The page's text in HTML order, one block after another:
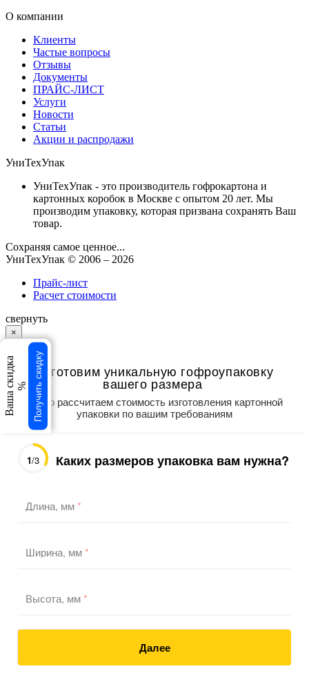
О компании
Клиенты
Частые вопросы
Отзывы
Документы
ПРАЙС-ЛИСТ
Услуги
Новости
Статьи
Акции и распродажи
УниТехУпак
УниТехУпак - это производитель гофрокартона и
картонных коробок в Москве с опытом 20 лет. Мы
производим упаковку, которая призвана сохранять Ваш
товар.
Сохраняя самое ценное...
УниТехУпак © 2006 – 2026
Прайс-лист
Расчет стоимости
свернуть
×
Изготовим уникальную гофроупаковку
вашего размера
Точно рассчитаем стоимость изготовления картонной
упаковки по вашим требованиям
1/3 Каких размеров упаковка вам нужна?
Длина, мм*
Ширина, мм*
Высота, мм*
Далее
Ваша скидка % Получить скидку